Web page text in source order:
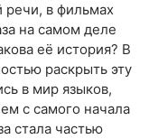
речи, в фильмах
на самом деле
её история? В
раскрыть эту
в мир языков,
с самого начала
стала частью